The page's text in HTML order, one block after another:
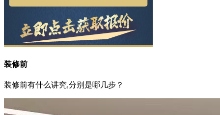
装修前
装修前有什么讲究,分别是哪几步？